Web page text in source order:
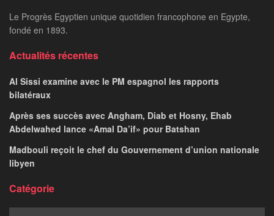
Le Progrès Egyptien unique quotidien francophone en Egypte,
fondé en 1893.
Actualités récentes
Al Sissi examine avec le PM espagnol les rapports
bilatéraux
Après ses succès avec Angham, Diab et Hosny, Ehab
Abdelwahed lance «Amal Da’if» pour Batshan
Madbouli reçoit le chef du Gouvernement d’union nationale
libyen
Catégorie